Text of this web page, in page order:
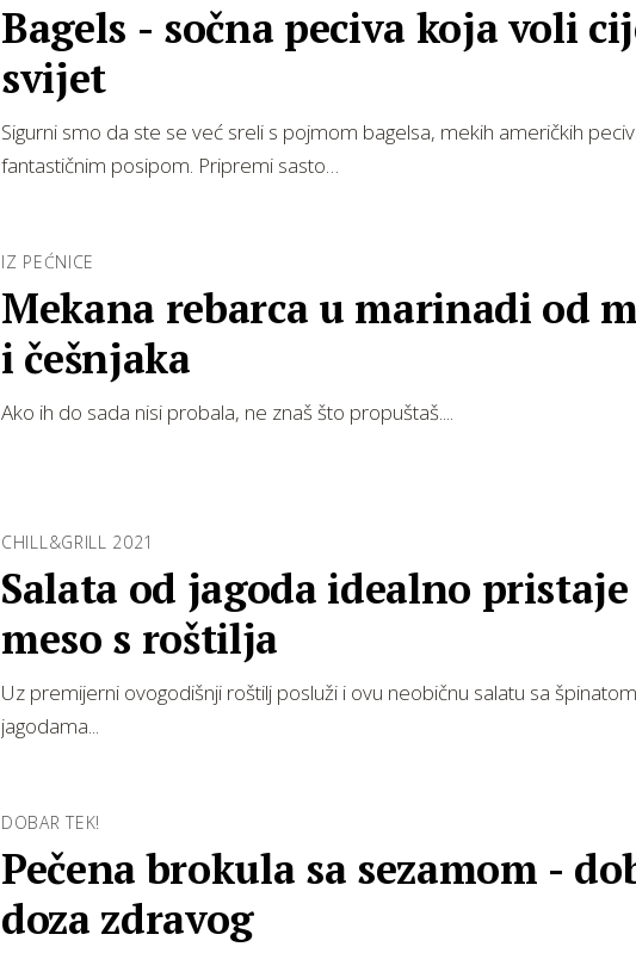
Bagels - sočna peciva koja voli
svijet
Sigurni smo da ste se već sreli s pojmom bagelsa, mekih američkih
fantastičnim posipom. Pripremi sasto…
IZ PEĆNICE
Mekana rebarca u marinadi od
i češnjaka
Ako ih do sada nisi probala, ne znaš što propuštaš....
CHILL&GRILL 2021
Salata od jagoda idealno
meso s roštilja
Uz premijerni ovogodišnji roštilj posluži i ovu neobičnu salatu sa
jagodama...
DOBAR TEK!
Pečena brokula sa sezamom -
doza zdravog